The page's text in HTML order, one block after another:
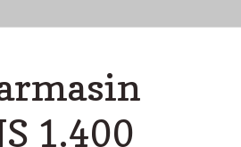
1.400